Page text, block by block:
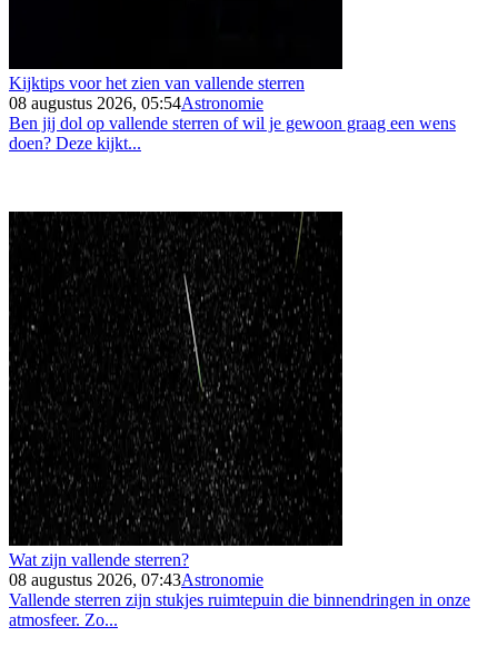
Kijktips voor het zien van vallende sterren
08 augustus 2026, 05:54Astronomie
Ben jij dol op vallende sterren of wil je gewoon graag een wens
doen? Deze kijkt...
Wat zijn vallende sterren?
08 augustus 2026, 07:43Astronomie
Vallende sterren zijn stukjes ruimtepuin die binnendringen in onze
atmosfeer. Zo...